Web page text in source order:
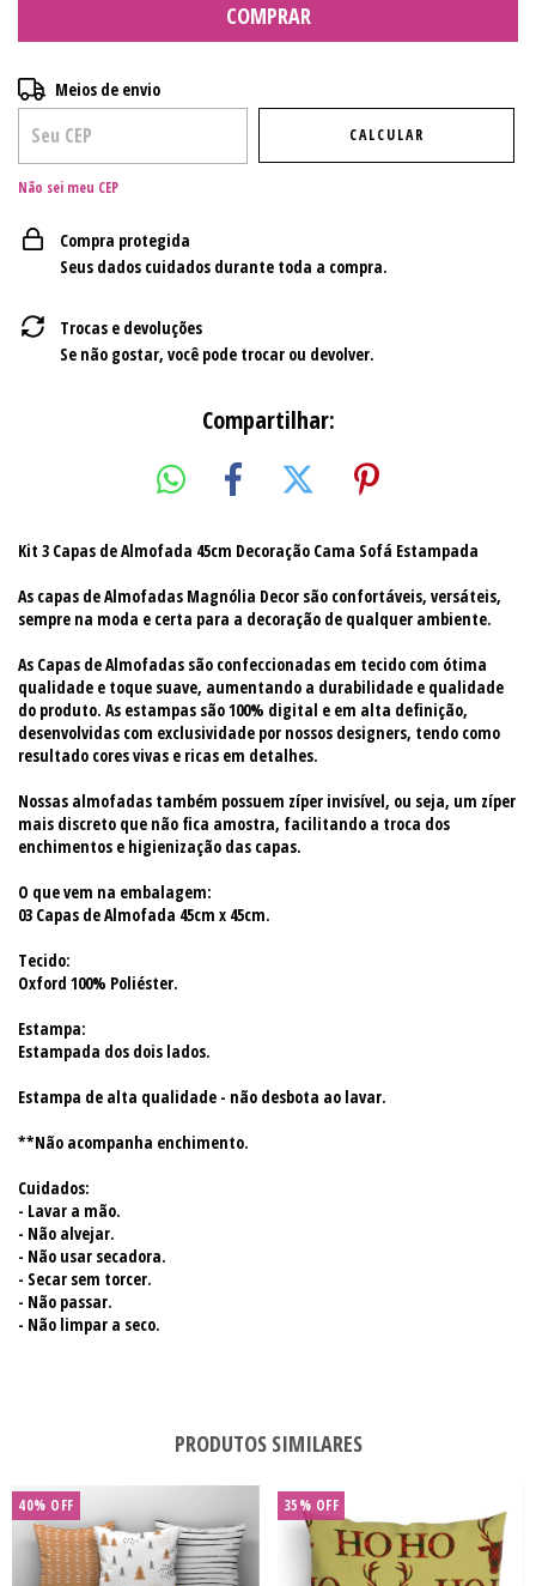
Entregas para o CEP:
Meios de envio
CALCULAR
Não sei meu CEP
Compra protegida
Seus dados cuidados durante toda a compra.
Trocas e devoluções
Se não gostar, você pode trocar ou devolver.
Compartilhar:
Kit 3 Capas de Almofada 45cm Decoração Cama Sofá Estampada
As capas de Almofadas Magnólia Decor são confortáveis, versáteis,
sempre na moda e certa para a decoração de qualquer ambiente.
As Capas de Almofadas são confeccionadas em tecido com ótima
qualidade e toque suave, aumentando a durabilidade e qualidade
do produto. As estampas são 100% digital e em alta definição,
desenvolvidas com exclusividade por nossos designers, tendo como
resultado cores vivas e ricas em detalhes.
Nossas almofadas também possuem zíper invisível, ou seja, um zíper
mais discreto que não fica amostra, facilitando a troca dos
enchimentos e higienização das capas.
O que vem na embalagem:
03 Capas de Almofada 45cm x 45cm.
Tecido:
Oxford 100% Poliéster.
Estampa:
Estampada dos dois lados.
Estampa de alta qualidade - não desbota ao lavar.
**Não acompanha enchimento.
Cuidados:
- Lavar a mão.
- Não alvejar.
- Não usar secadora.
- Secar sem torcer.
- Não passar.
- Não limpar a seco.
PRODUTOS SIMILARES
40% OFF 35% OFF